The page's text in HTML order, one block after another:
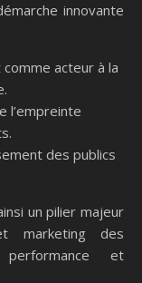
innovante
acteur à la
l’empreinte
des publics
un pilier majeur
marketing des
et